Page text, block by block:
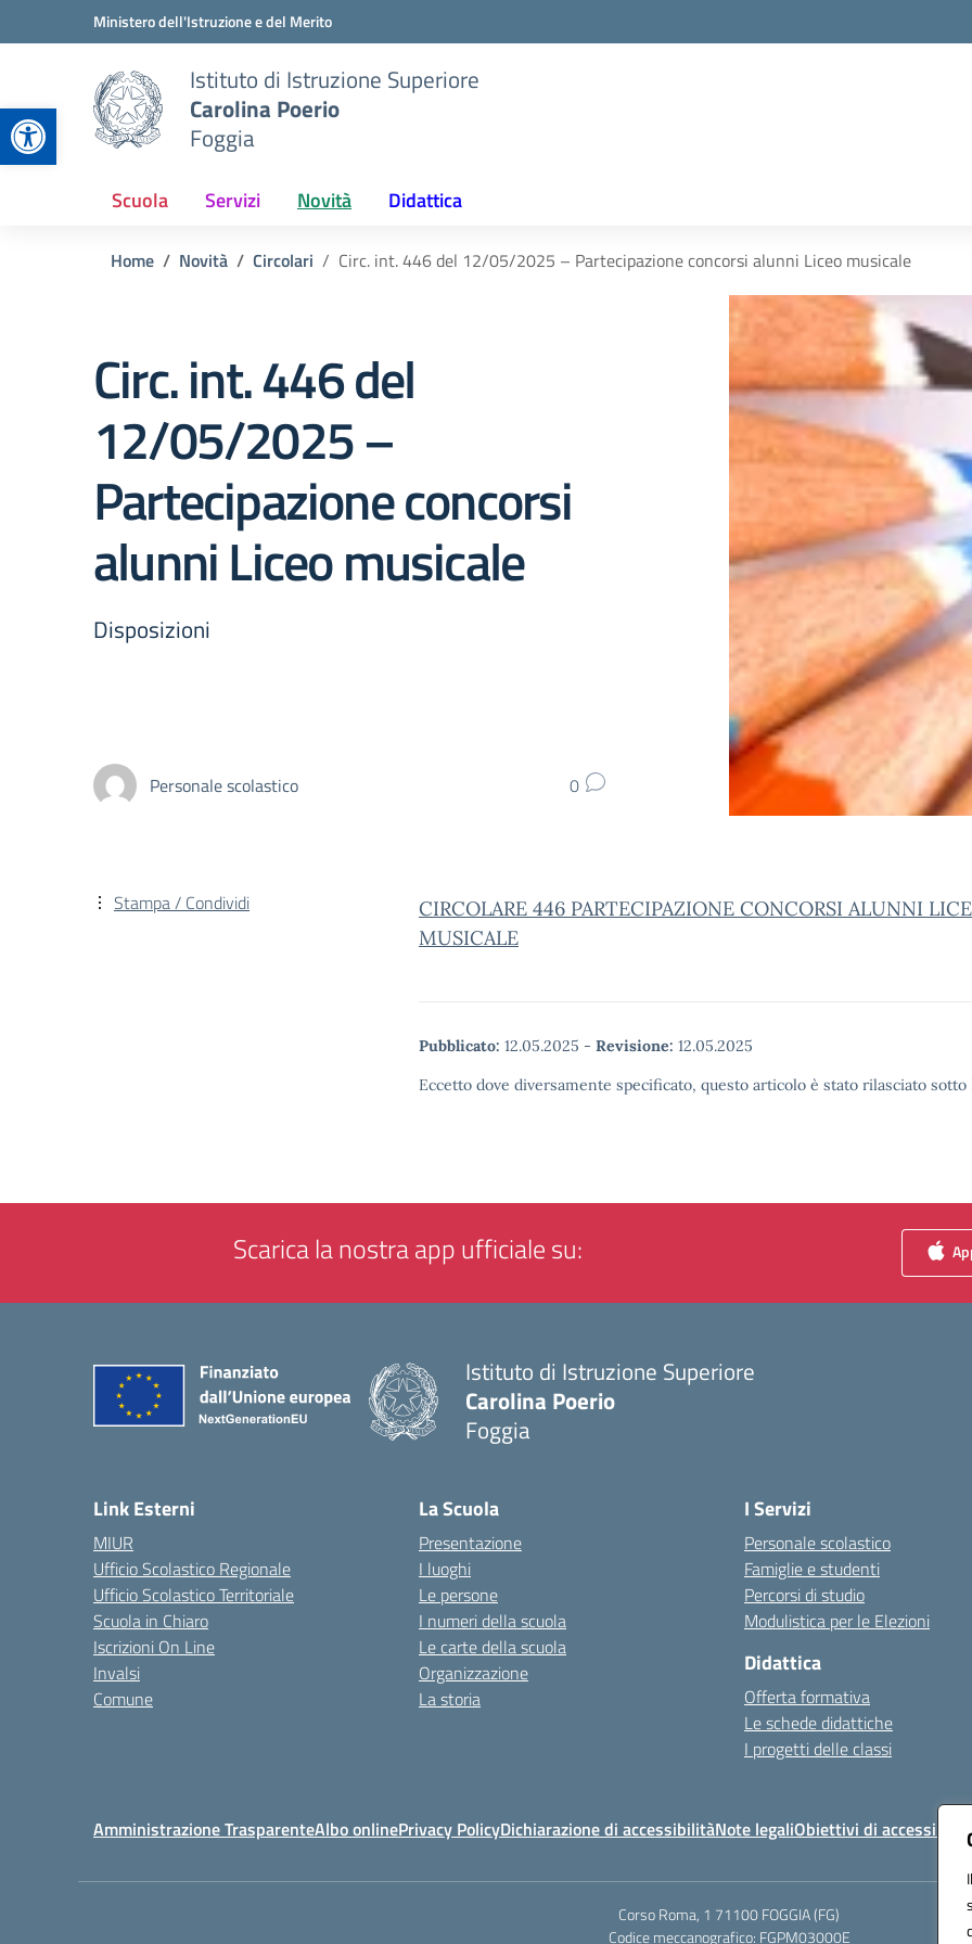
Apri la barra degli strumenti
Vai ai contenuti
Vai al menu di navigazioneMinistero dell'Istruzione e del Merito
Istituto di Istruzione Superiore
Carolina Poerio
Foggia
Scuola Servizi Novità Didattica
Home Novità Circolari Circ. int. 446 del 12/05/2025 – Partecipazione concorsi alunni Liceo musicale
Circ. int. 446 del
12/05/2025 –
Partecipazione concorsi
alunni Liceo musicale
Disposizioni
Personale scolastico 0
CIRCOLARE 446 PARTECIPAZIONE CONCORSI ALUNNI
MUSICALE
Pubblicato: 12.05.2025 - Revisione: 12.05.2025
Eccetto dove diversamente specificato, questo articolo è stato rilasciato
Stampa / Condividi
Scarica la nostra app ufficiale su:
Istituto di Istruzione Superiore
Carolina Poerio
Foggia
Link Esterni
MIUR
Ufficio Scolastico Regionale
Ufficio Scolastico Territoriale
Scuola in Chiaro
Iscrizioni On Line
Invalsi
Comune
La Scuola
Presentazione
I luoghi
Le persone
I numeri della scuola
Le carte della scuola
Organizzazione
La storia
I Servizi
Personale scolastico
Famiglie e studenti
Percorsi di studio
Modulistica per le Elezioni
Didattica
Offerta formativa
Le schede didattiche
I progetti delle classi
Amministrazione TrasparenteAlbo onlinePrivacy PolicyDichiarazione di accessibilitàNote legaliObiettivi di
Corso Roma, 1 71100 FOGGIA (FG)
Codice meccanografico: FGPM03000E